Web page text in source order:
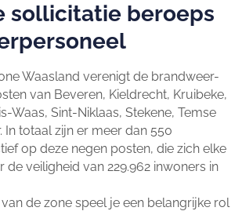
sollicitatie beroeps
Waasland verenigt de brandweer-
van Beveren, Kieldrecht, Kruibeke,
Waas, Sint-Niklaas, Stekene, Temse
In totaal zijn er meer dan 550
op deze negen posten, die zich elke
de veiligheid van 229.962 inwoners in
de zone speel je een belangrijke rol